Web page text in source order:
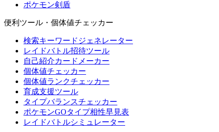
ポケモン剣盾
便利ツール・個体値チェッカー
検索キーワードジェネレーター
レイドバトル招待ツール
自己紹介カードメーカー
個体値チェッカー
個体値ランクチェッカー
育成支援ツール
タイプバランスチェッカー
ポケモンGOタイプ相性早見表
レイドバトルシミュレーター